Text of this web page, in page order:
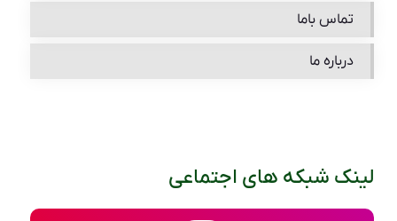
تماس باما
درباره ما
لینک شبکه های اجتماعی